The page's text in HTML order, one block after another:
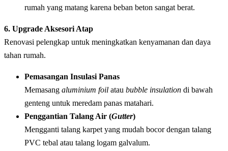
rumah yang matang karena beban beton sangat berat.
6. Upgrade Aksesori Atap
Renovasi pelengkap untuk meningkatkan kenyamanan dan daya
tahan rumah.
Pemasangan Insulasi Panas
Memasang aluminium foil atau bubble insulation di bawah
genteng untuk meredam panas matahari.
Penggantian Talang Air (Gutter)
Mengganti talang karpet yang mudah bocor dengan talang
PVC tebal atau talang logam galvalum.